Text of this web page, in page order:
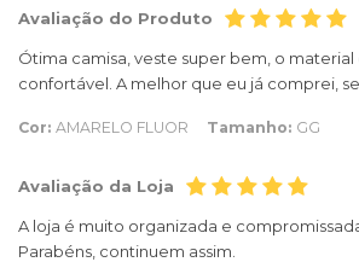
Avaliação do Produto
Ótima camisa, veste super bem, o
confortável. A melhor que eu já comprei,
Cor: AMARELO FLUOR Tamanho: GG
Avaliação da Loja
A loja é muito organizada e
Parabéns, continuem assim.